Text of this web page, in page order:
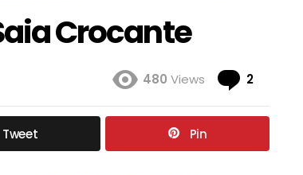
Crocante
480 Views 2
Tweet Pin